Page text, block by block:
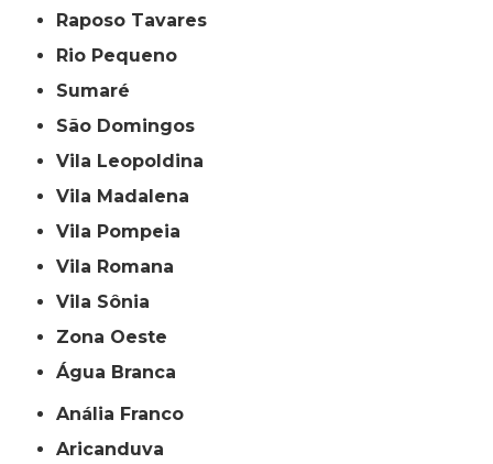
Raposo Tavares
Rio Pequeno
Sumaré
São Domingos
Vila Leopoldina
Vila Madalena
Vila Pompeia
Vila Romana
Vila Sônia
Zona Oeste
Água Branca
Anália Franco
Aricanduva